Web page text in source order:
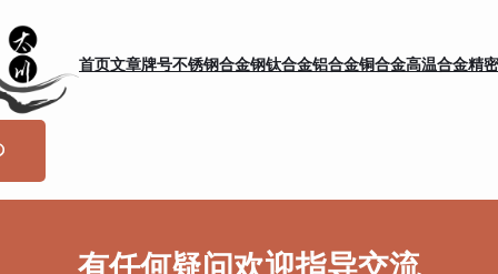
首页文章牌号不锈钢合金钢钛合金铝合金铜合金高温合金精
有任何疑问欢迎指导交流